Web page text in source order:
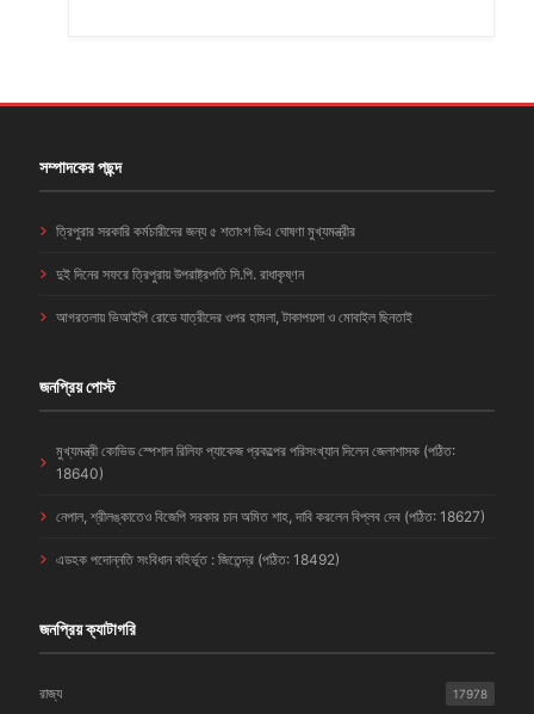
সম্পাদকের পছন্দ
ত্রিপুরার সরকারি কর্মচারীদের জন্য ৫ শতাংশ ডিএ ঘোষণা মুখ্যমন্ত্রীর
দুই দিনের সফরে ত্রিপুরায় উপরাষ্ট্রপতি সি.পি. রাধাকৃষ্ণন
আগরতলায় ভিআইপি রোডে যাত্রীদের ওপর হামলা, টাকাপয়সা ও মোবাইল ছিনতাই
জনপ্রিয় পোস্ট
মুখ্যমন্ত্রী কোভিড স্পেশাল রিলিফ প্যাকেজ প্রকল্পের পরিসংখ্যান দিলেন জেলাশাসক (পঠিত:
18640)
নেপাল, শ্রীলঙ্কাতেও বিজেপি সরকার চান অমিত শাহ, দাবি করলেন বিপ্লব দেব (পঠিত: 18627)
এডহক পদোন্নতি সংবিধান বহির্ভূত : জিতেন্দ্র (পঠিত: 18492)
জনপ্রিয় ক্যাটাগরি
রাজ্য 17978